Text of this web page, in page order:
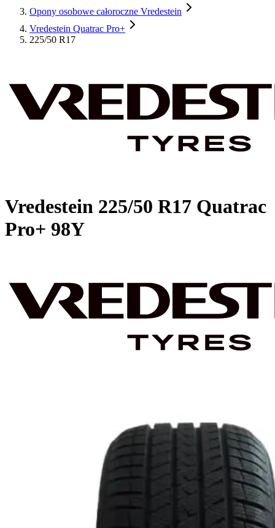
Opony osobowe całoroczne Vredestein
Vredestein Quatrac Pro+
225/50 R17
Vredestein 225/50 R17 Quatrac
Pro+ 98Y